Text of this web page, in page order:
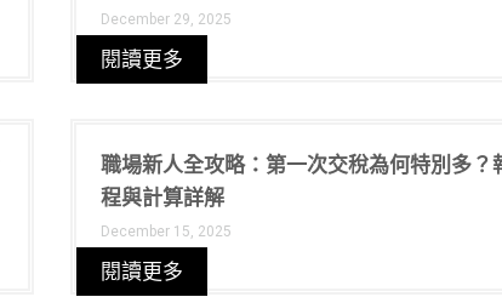
December 29, 2025
閱讀更多
職場新人全攻略：第一次交稅為何特別多？
程與計算詳解
December 15, 2025
閱讀更多